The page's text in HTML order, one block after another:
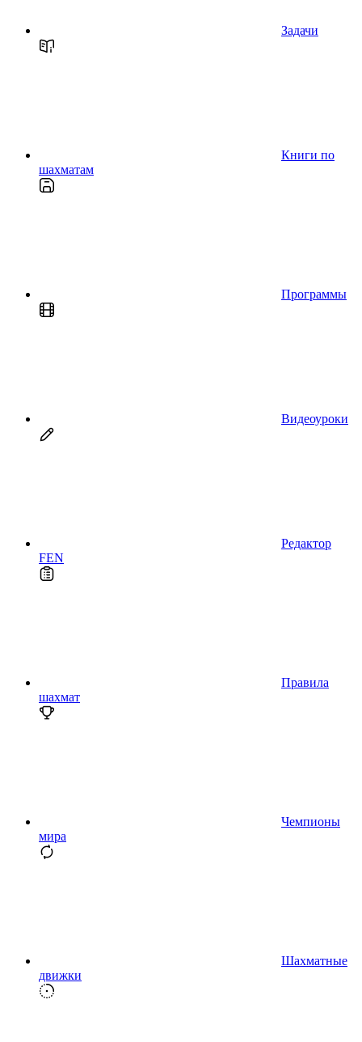
Задачи
Книги по
шахматам
Программы
Видеоуроки
Редактор
FEN
Правила
шахмат
Чемпионы
мира
Шахматные
движки